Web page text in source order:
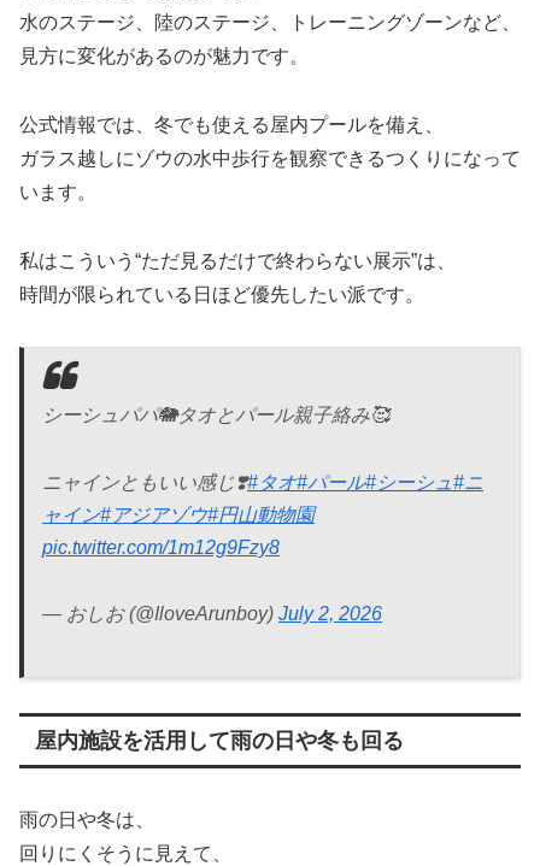
水のステージ、陸のステージ、トレーニングゾーンなど、
見方に変化があるのが魅力です。
公式情報では、冬でも使える屋内プールを備え、
ガラス越しにゾウの水中歩行を観察できるつくりになって
います。
私はこういう“ただ見るだけで終わらない展示”は、
時間が限られている日ほど優先したい派です。
シーシュパパ🐘タオとパール親子絡み🥰
ニャインともいい感じ❣️#タオ#パール#シーシュ#ニ
ャイン#アジアゾウ#円山動物園
pic.twitter.com/1m12g9Fzy8
— おしお (@IloveArunboy) July 2, 2026
屋内施設を活用して雨の日や冬も回る
雨の日や冬は、
回りにくそうに見えて、